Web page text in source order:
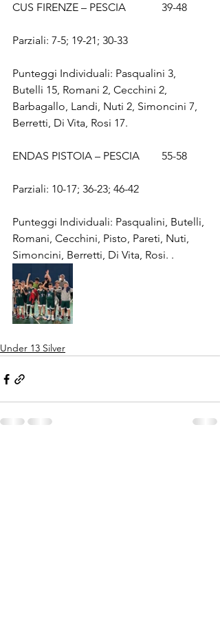
CUS FIRENZE – PESCIA             39-48
Parziali: 7-5; 19-21; 30-33
Punteggi Individuali: Pasqualini 3,
Butelli 15, Romani 2, Cecchini 2,
Barbagallo, Landi, Nuti 2, Simoncini 7,
Berretti, Di Vita, Rosi 17.
ENDAS PISTOIA – PESCIA        55-58
Parziali: 10-17; 36-23; 46-42
Punteggi Individuali: Pasqualini, Butelli,
Romani, Cecchini, Pisto, Pareti, Nuti,
Simoncini, Berretti, Di Vita, Rosi. .
Under 13 Silver